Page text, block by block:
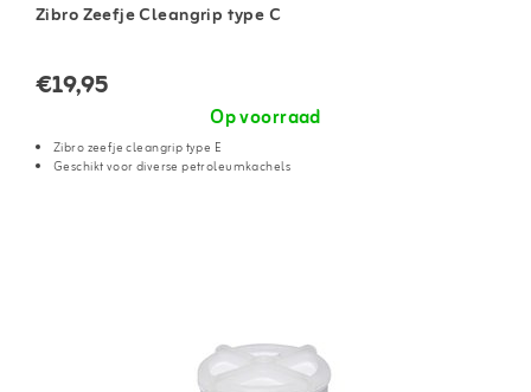
Zibro Zeefje Cleangrip type C
€19,95
Op voorraad
Zibro zeefje cleangrip type E
Geschikt voor diverse petroleumkachels